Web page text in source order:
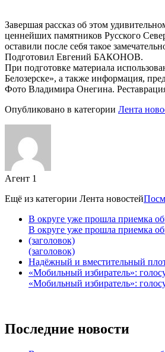
Завершая рассказ об этом
ценнейших памятников Русского
оставили после себя такое
Подготовил Евгений БАКОНОВ.
При подготовке материала
Белозерске», а также информация,
Фото Владимира Онегина.
Опубликовано в категории Лента
Агент 1
Ещё из категории Лента новостей
В округе уже прошла приемка
В округе уже прошла приемка
(заголовок)
(заголовок)
Надёжный и вместительный
«Мобильный избиратель»:
«Мобильный избиратель»:
Последние новости